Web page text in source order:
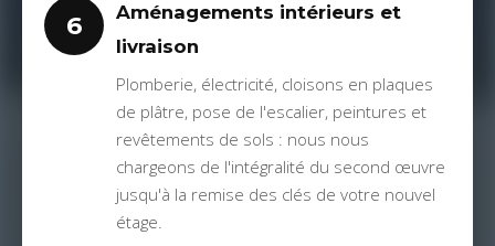
6
Aménagements intérieurs et
livraison
Plomberie, électricité, cloisons en plaques
de plâtre, pose de l'escalier, peintures et
revêtements de sols : nous nous
chargeons de l'intégralité du second œuvre
jusqu'à la remise des clés de votre nouvel
étage.